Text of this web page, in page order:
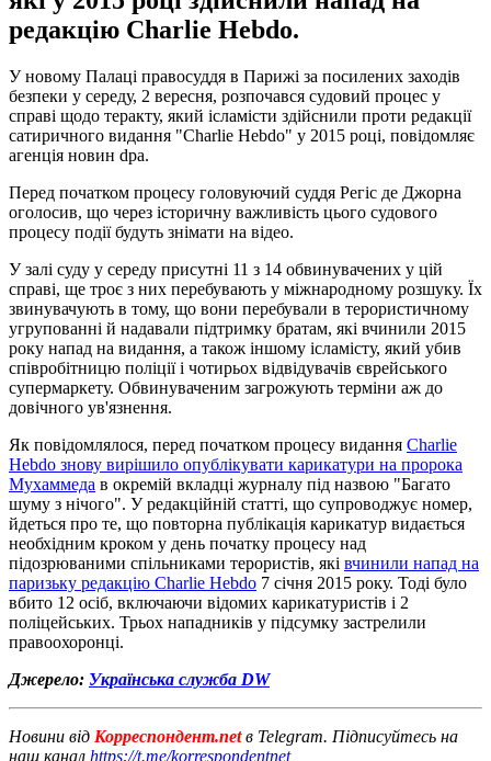
редакцію Charlie Hebdo.
У новому Палаці правосуддя в Парижі за посилених заходів
безпеки у середу, 2 вересня, розпочався судовий процес у
справі щодо теракту, який ісламісти здійснили проти редакції
сатиричного видання "Charlie Hebdo" у 2015 році, повідомляє
агенція новин dpa.
Перед початком процесу головуючий суддя Регіс де Джорна
оголосив, що через історичну важливість цього судового
процесу події будуть знімати на відео.
У залі суду у середу присутні 11 з 14 обвинувачених у цій
справі, ще троє з них перебувають у міжнародному розшуку. Їх
звинувачують в тому, що вони перебували в терористичному
угрупованні й надавали підтримку братам, які вчинили 2015
року напад на видання, а також іншому ісламісту, який убив
співробітницю поліції і чотирьох відвідувачів єврейського
супермаркету. Обвинуваченим загрожують терміни аж до
довічного ув'язнення.
Як повідомлялося, перед початком процесу видання Charlie
Hebdo знову вирішило опублікувати карикатури на пророка
Мухаммеда в окремій вкладці журналу під назвою "Багато
шуму з нічого". У редакційній статті, що супроводжує номер,
йдеться про те, що повторна публікація карикатур видається
необхідним кроком у день початку процесу над
підозрюваними спільниками терористів, які вчинили напад на
паризьку редакцію Charlie Hebdo 7 січня 2015 року. Тоді було
вбито 12 осіб, включаючи відомих карикатуристів і 2
поліцейських. Трьох нападників у підсумку застрелили
правоохоронці.
Джерело: Українська служба DW
Новини від Корреспондент.netв Telegram. Підписуйтесь на
наш канал https://t.me/korrespondentnet